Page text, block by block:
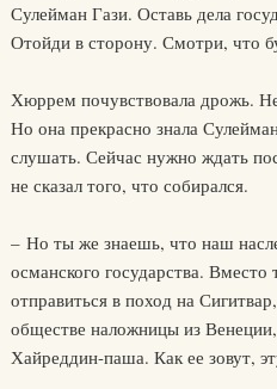
Сулейман Гази. Оставь дела
Отойди в сторону. Смотри, что
Хюррем почувствовала дрожь.
Но она прекрасно знала
слушать. Сейчас нужно ждать
не сказал того, что собирался.
– Но ты же знаешь, что наш
османского государства.
отправиться в поход на
обществе наложницы из
Хайреддин-паша. Как ее зовут,